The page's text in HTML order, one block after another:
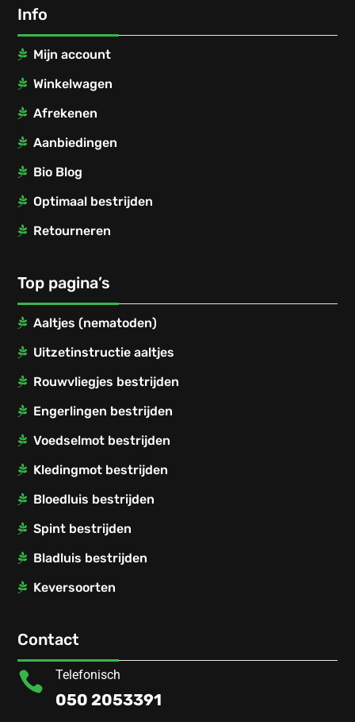
Info
Mijn account
Winkelwagen
Afrekenen
Aanbiedingen
Bio Blog
Optimaal bestrijden
Retourneren
Top pagina’s
Aaltjes (nematoden)
Uitzetinstructie aaltjes
Rouwvliegjes bestrijden
Engerlingen bestrijden
Voedselmot bestrijden
Kledingmot bestrijden
Bloedluis bestrijden
Spint bestrijden
Bladluis bestrijden
Keversoorten
Contact
 Telefonisch
050 2053391